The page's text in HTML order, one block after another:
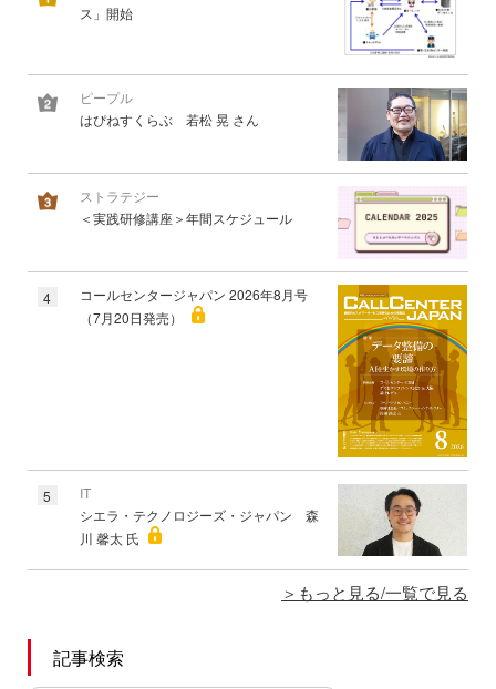
ス」開始
ピープル
はぴねすくらぶ 若松 晃 さん
ストラテジー
＜実践研修講座＞年間スケジュール
4
コールセンタージャパン 2026年8月号
（7月20日発売）
5
IT
シエラ・テクノロジーズ・ジャパン 森
川 馨太 氏
もっと見る/一覧で見る
記事検索